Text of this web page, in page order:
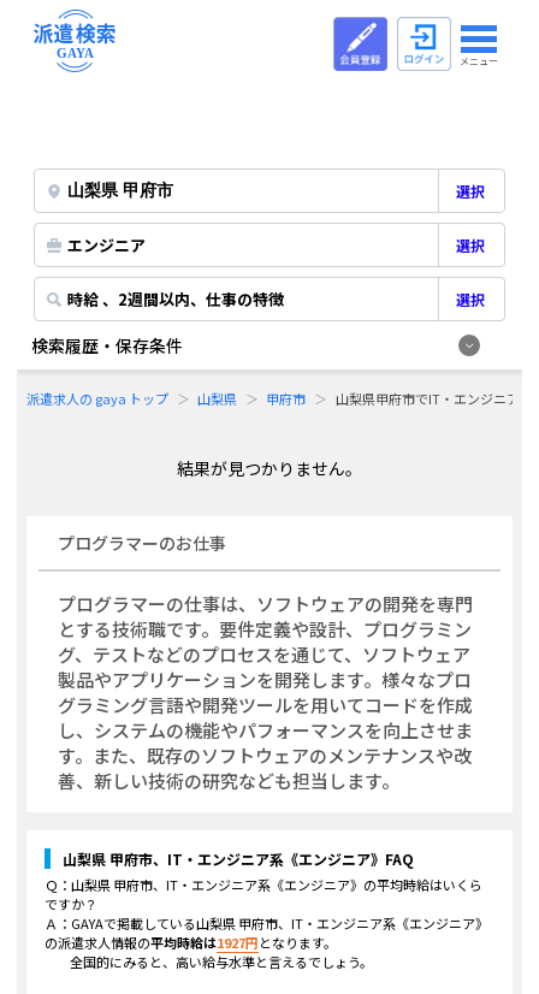
メニュー
選択
エンジニア 選択
時給 、2週間以内、仕事の特徴 選択
検索履歴・保存条件
派遣求人の gaya トップ 山梨県 甲府市 山梨県甲府市でIT・エンジニア
結果が見つかりません。
プログラマーのお仕事
プログラマーの仕事は、ソフトウェアの開発を専門
とする技術職です。要件定義や設計、プログラミン
グ、テストなどのプロセスを通じて、ソフトウェア
製品やアプリケーションを開発します。様々なプロ
グラミング言語や開発ツールを用いてコードを作成
し、システムの機能やパフォーマンスを向上させま
す。また、既存のソフトウェアのメンテナンスや改
善、新しい技術の研究なども担当します。
山梨県 甲府市、IT・エンジニア系《エンジニア》 FAQ
Ｑ： 山梨県 甲府市、IT・エンジニア系《エンジニア》 の平均時給はいくら
ですか？
Ａ：GAYAで掲載している山梨県 甲府市、IT・エンジニア系《エンジニア》
の派遣求人情報の平均時給は1927円となります。
全国的にみると、高い給与水準と言えるでしょう。